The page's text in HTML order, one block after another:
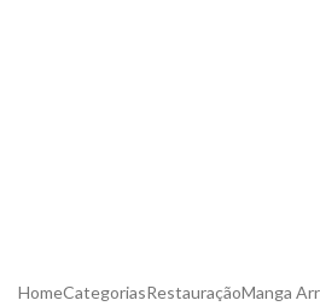
HomeCategoriasRestauraçãoManga